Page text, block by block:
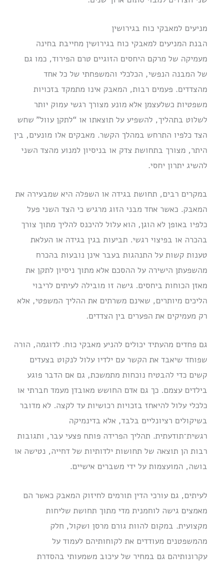
מניעים למאבקי כוח בגירושין
הבנת המניעים למאבקי כוח בגירושין מחייבת בחינה
מעמיקה של מרקם היחסים הזוגיים טרם הפירוד, כמו גם
של המבנה הנפשי, הכלכלי והמשפחתי של כל אחד
מהצדדים. פעמים רבות, המאבק אינו מתמקד בזכויות
משפטיות כשלעצמן אלא מונע מצורך רגשי עמוק יותר
לשלוט בתהליך, להשפיע על תוצאתו או “לתקן עוול” שחש
הצד כלפיו התרחש במהלך הקשר. מאבקים אלו מונעים, בין
היתר, מצורך בתחושת צדק או בניסיון למנוע מהצד השני
להשיג יתרון יחסי.
במקרים רבים, תחושת בגידה או השפלה היא שמבעירה את
המאבק. כאשר אחד מבני הזוג מרגיש כי הצד השני פעל
כלפיו באופן לא הוגן, הוא עלול להיכנס להליך מתוך צורך
בהכרה או בפיצוי רגשי. תביעות בגין בגידה או העלאת
טענות קשות על התנהגות בעבר אינן נובעות בהכרח
מהשפעתן הישירה על ההסכם אלא מתוך ניסיון לתקן את
מאזן הכוחות ביחסים. גישה זו מובילה לעיתים לריבוי
הליכים מיותרים, שאינם משרתים את ההליך המשפטי, אלא
רק מעמיקים את הפערים בין הצדדים.
גם פחדים מהעתיד יכולים להניע מאבקי כוח. לדוגמה, הורה
שפוחד שיאבד את הקשר עם ילדיו עלול לנקוט בצעדים
קשים כדי להבטיח נוכחות מתמשכת, גם אם הדבר פוגע
בילדים עצמם. כך גם אדם החושש מאובדן מעמד חברתי או
כלכלי עלול להיאחז בזכויות רכושיות עד לקצה. לא מדובר
בשיקולים רציונליים בלבד, אלא בדינמיקה
רגשית־תודעתית. תהליך הפרידה פותח פצעי עבר, ותגובות
רבות הן תוצאה של תחושות ילדותיות של דחייה, נטישה או
בושה, המועצמות על ידי משברים אישיים.
לעיתים, גם עורכי הדין תורמים לחיזוק המאבק כאשר הם
מאמצים גישה לוחמנית מדי מתוך תחושת שליחות
מקצועית. במקום להוות גורם מרסן ושקול, חלק
מהמשפטנים מעודדים את לקוחותיהם לעמוד על
עקרונותיהם גם במחיר של עיכוב משמעותי בהסדרת